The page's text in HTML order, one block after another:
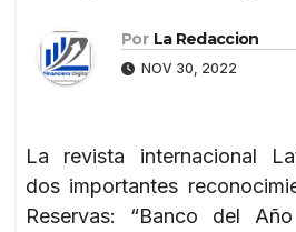
Por La Redaccion
NOV 30, 2022
La revista internacional
dos importantes
Reservas: “Banco del